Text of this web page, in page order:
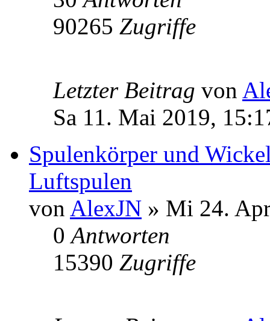
90265 Zugriffe
Letzter Beitrag von
Sa 11. Mai 2019,
Spulenkörper und
Luftspulen
von AlexJN » Mi 24.
0Antworten
15390 Zugriffe